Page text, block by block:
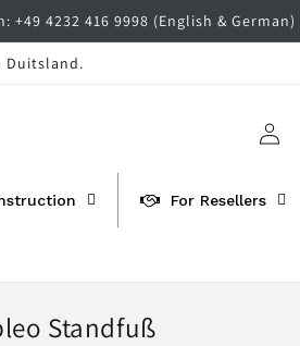
4232 416 9998 (English & German)
Duitsland.
For Resellers
Inloggen
Standfuß